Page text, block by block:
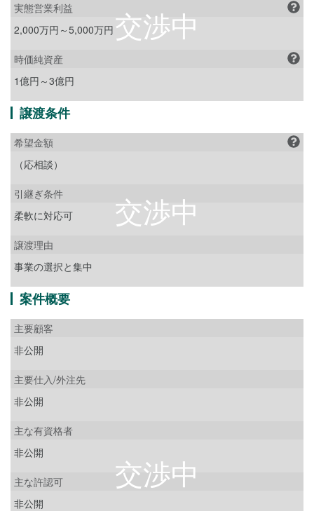
実態営業利益
2,000万円～5,000万円
時価純資産
1億円～3億円
譲渡条件
希望金額
（応相談）
引継ぎ条件
柔軟に対応可
譲渡理由
事業の選択と集中
案件概要
主要顧客
非公開
主要仕入/外注先
非公開
主な有資格者
非公開
主な許認可
非公開